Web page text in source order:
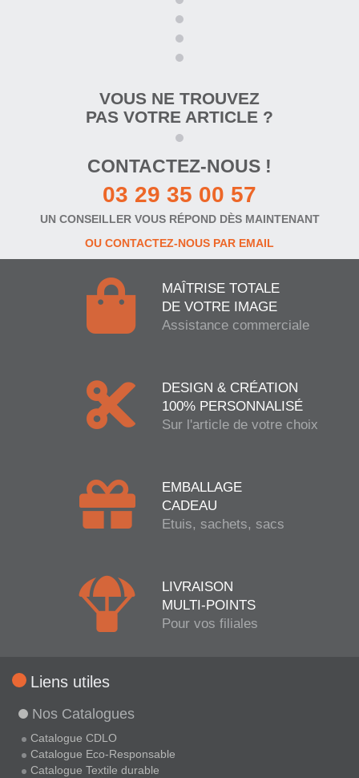
VOUS NE TROUVEZ
PAS VOTRE ARTICLE ?
CONTACTEZ-NOUS !
03 29 35 00 57
UN CONSEILLER VOUS RÉPOND DÈS MAINTENANT
OU CONTACTEZ-NOUS PAR EMAIL
MAÎTRISE TOTALE
DE VOTRE IMAGE
Assistance commerciale
DESIGN & CRÉATION
100% PERSONNALISÉ
Sur l'article de votre choix
EMBALLAGE
CADEAU
Etuis, sachets, sacs
LIVRAISON
MULTI-POINTS
Pour vos filiales
Liens utiles
Nos Catalogues
Catalogue CDLO
Catalogue Eco-Responsable
Catalogue Textile durable